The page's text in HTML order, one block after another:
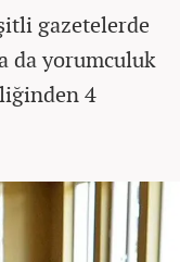
gazetelerde
da yorumculuk
4